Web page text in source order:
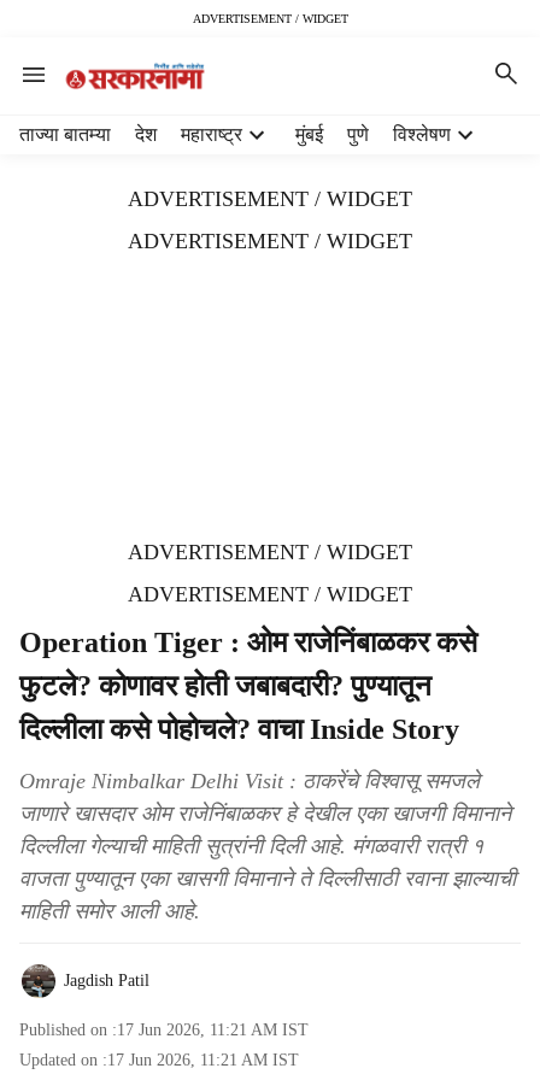
ADVERTISEMENT / WIDGET
ताज्या बातम्या देश महाराष्ट्र मुंबई पुणे विश्लेषण
ADVERTISEMENT / WIDGET
ADVERTISEMENT / WIDGET
ADVERTISEMENT / WIDGET
ADVERTISEMENT / WIDGET
Operation Tiger : ओम राजेनिंबाळकर कसे
फुटले? कोणावर होती जबाबदारी? पुण्यातून
दिल्लीला कसे पोहोचले? वाचा Inside Story
Omraje Nimbalkar Delhi Visit : ठाकरेंचे विश्वासू समजले
जाणारे खासदार ओम राजेनिंबाळकर हे देखील एका खाजगी विमानाने
दिल्लीला गेल्याची माहिती सुत्रांनी दिली आहे. मंगळवारी रात्री १
वाजता पुण्यातून एका खासगी विमानाने ते दिल्लीसाठी रवाना झाल्याची
माहिती समोर आली आहे.
Jagdish Patil
Published on :17 Jun 2026, 11:21 AM IST
Updated on :17 Jun 2026, 11:21 AM IST